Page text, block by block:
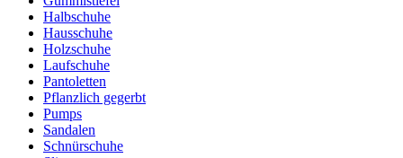
Halbschuhe
Hausschuhe
Holzschuhe
Laufschuhe
Pantoletten
Pflanzlich gegerbt
Pumps
Sandalen
Schnürschuhe